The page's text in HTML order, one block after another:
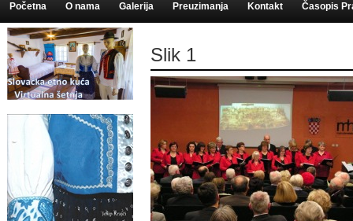
Početna O nama Galerija Preuzimanja Kontakt Časopis
Slik 1